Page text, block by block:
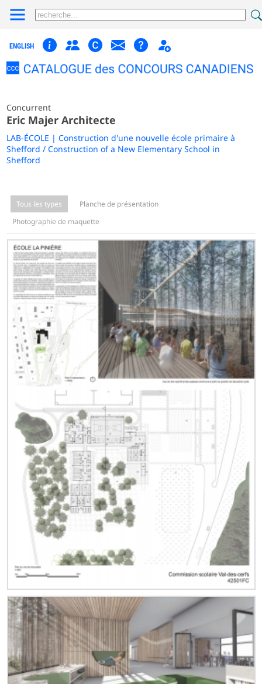
ENGLISH
Concurrent
Eric Majer Architecte
LAB-ÉCOLE | Construction d'une nouvelle école primaire à
Shefford / Construction of a New Elementary School in
Shefford
Tous les types
Planche de présentation
Photographie de maquette